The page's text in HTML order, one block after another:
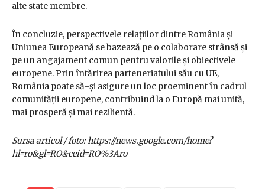
alte state membre.
În concluzie, perspectivele relațiilor dintre România și
Uniunea Europeană se bazează pe o colaborare strânsă și
pe un angajament comun pentru valorile și obiectivele
europene. Prin întărirea parteneriatului său cu UE,
România poate să-și asigure un loc proeminent în cadrul
comunității europene, contribuind la o Europă mai unită,
mai prosperă și mai rezilientă.
Sursa articol / foto: https://news.google.com/home?
hl=ro&gl=RO&ceid=RO%3Aro